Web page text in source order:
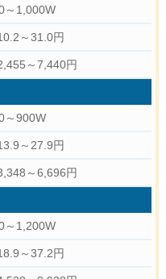
～1,000W
～31.0円
～7,440円
～900W
～27.9円
～6,696円
～1,200W
～37.2円